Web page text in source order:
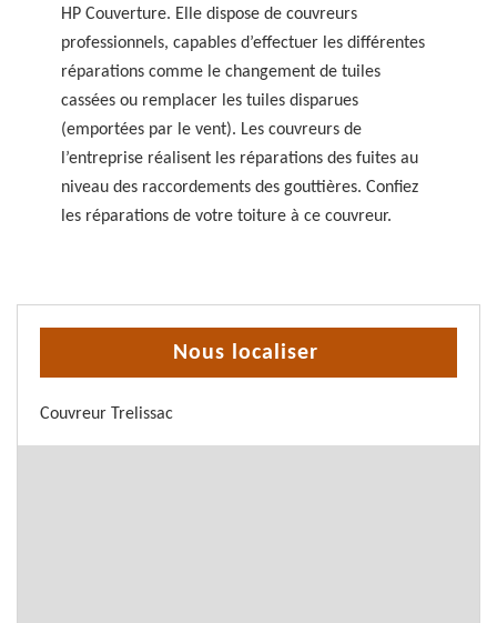
HP Couverture. Elle dispose de couvreurs
professionnels, capables d’effectuer les différentes
réparations comme le changement de tuiles
cassées ou remplacer les tuiles disparues
(emportées par le vent). Les couvreurs de
l’entreprise réalisent les réparations des fuites au
niveau des raccordements des gouttières. Confiez
les réparations de votre toiture à ce couvreur.
Nous localiser
Couvreur Trelissac